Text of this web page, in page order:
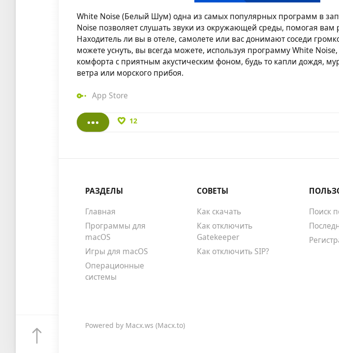
White Noise (Белый Шум) одна из самых популярных программ в
Noise позволяет слушать звуки из окружающей среды, помогая вам
Находитель ли вы в отеле, самолете или вас донимают соседи
можете уснуть, вы всегда можете, используя программу White
комфорта с приятным акустическим фоном, будь то капли дождя,
ветра или морского прибоя.
App Store
12
РАЗДЕЛЫ
Главная
Программы для
macOS
Игры для macOS
Операционные
системы
СОВЕТЫ
Как скачать
Как отключить
Gatekeeper
Как отключить SIP?
Поиск
Powered by Macx.ws (Macx.to)